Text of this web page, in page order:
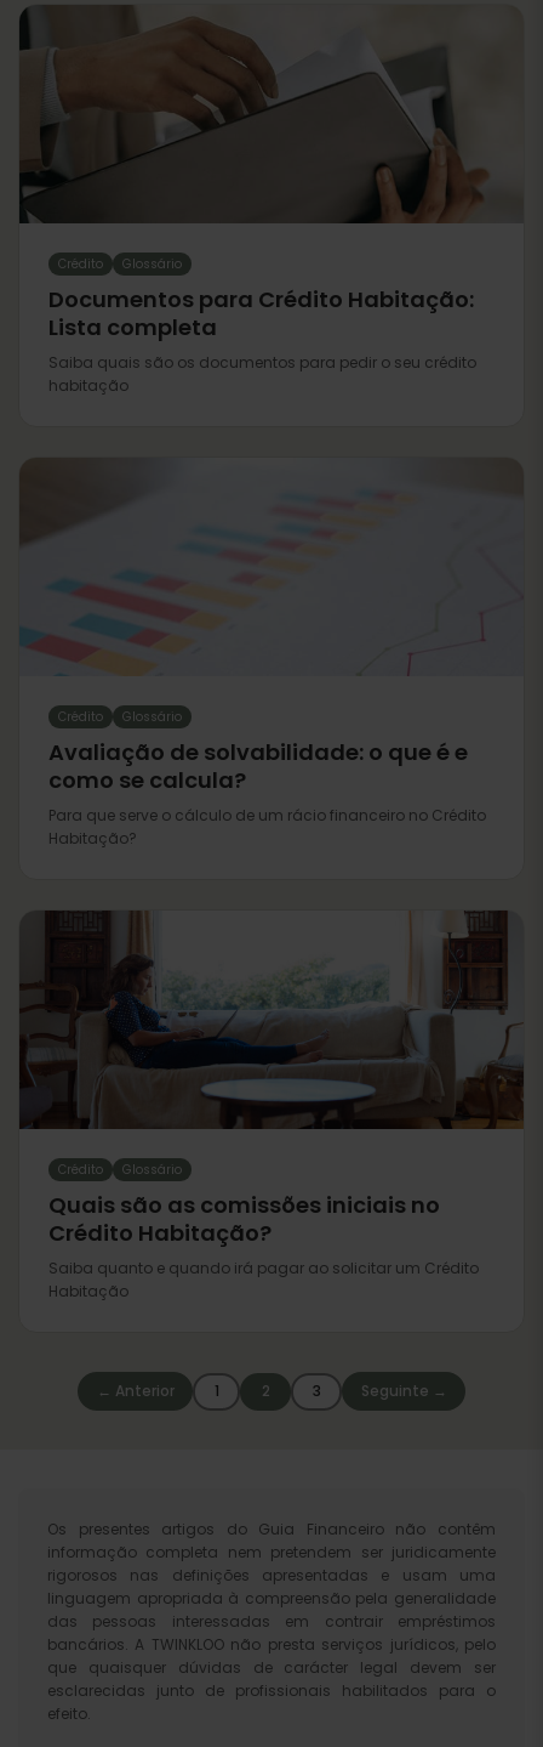
Crédito Glossário
Documentos para Crédito Habitação:
Lista completa
Saiba quais são os documentos para pedir o seu crédito
habitação
Crédito Glossário
Avaliação de solvabilidade: o que é e
como se calcula?
Para que serve o cálculo de um rácio financeiro no Crédito
Habitação?
Crédito Glossário
Quais são as comissões iniciais no
Crédito Habitação?
Saiba quanto e quando irá pagar ao solicitar um Crédito
Habitação
← Anterior 1 2 3 Seguinte →
Os presentes artigos do Guia Financeiro não contêm
informação completa nem pretendem ser juridicamente
rigorosos nas definições apresentadas e usam uma
linguagem apropriada à compreensão pela generalidade
das pessoas interessadas em contrair empréstimos
bancários. A TWINKLOO não presta serviços jurídicos, pelo
que quaisquer dúvidas de carácter legal devem ser
esclarecidas junto de profissionais habilitados para o
efeito.